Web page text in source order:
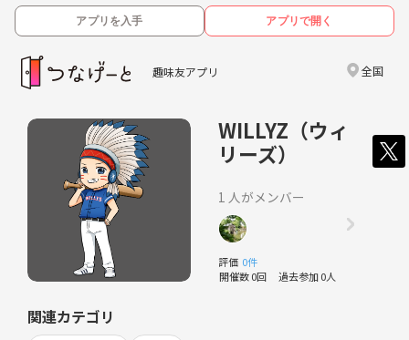
アプリを入手 アプリで開く
趣味友アプリ 全国
WILLYZ（ウィ
リーズ）
1 人がメンバー
評価 0件
開催数 0回 過去参加 0人
関連カテゴリ